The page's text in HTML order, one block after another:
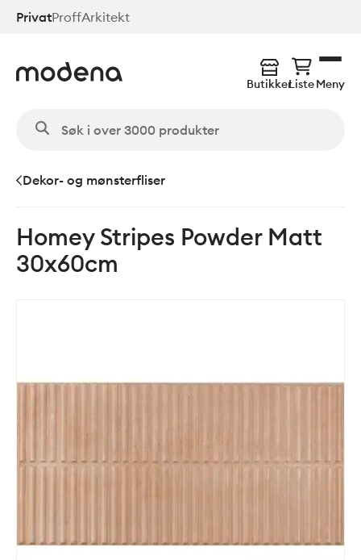
Hopp
PrivatProffArkitekt
ButikkerListeMeny
Dekor- og mønsterfliser
Homey Stripes Powder Matt
30x60cm